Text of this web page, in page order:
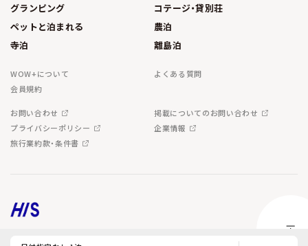
グランピング
コテージ・貸別荘
ペットと泊まれる
農泊
寺泊
離島泊
WOW+について
よくある質問
会員規約
お問い合わせ
掲載についてのお問い合わせ
プライバシーポリシー
企業情報
旅行業約款・条件書